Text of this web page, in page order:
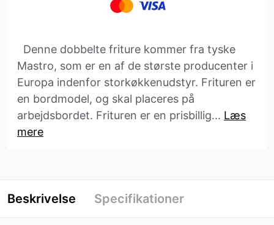
Denne dobbelte friture kommer fra tyske
Mastro, som er en af de største producenter i
Europa indenfor storkøkkenudstyr. Frituren er
en bordmodel, og skal placeres på
arbejdsbordet. Frituren er en prisbillig... Læs
mere
Beskrivelse Specifikationer